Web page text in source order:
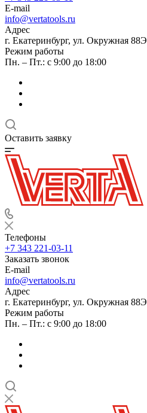
E-mail
info@vertatools.ru
Адрес
г. Екатеринбург, ул. Окружная 88Э
Режим работы
Пн. – Пт.: с 9:00 до 18:00
Оставить заявку
Телефоны
+7 343 221-03-11
Заказать звонок
E-mail
info@vertatools.ru
Адрес
г. Екатеринбург, ул. Окружная 88Э
Режим работы
Пн. – Пт.: с 9:00 до 18:00